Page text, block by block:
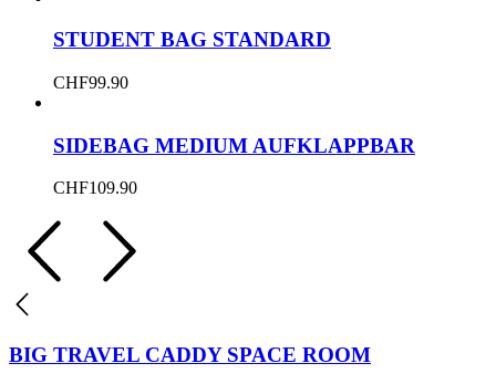
STUDENT BAG STANDARD
CHF99.90
SIDEBAG MEDIUM AUFKLAPPBAR
CHF109.90
BIG TRAVEL CADDY SPACE ROOM